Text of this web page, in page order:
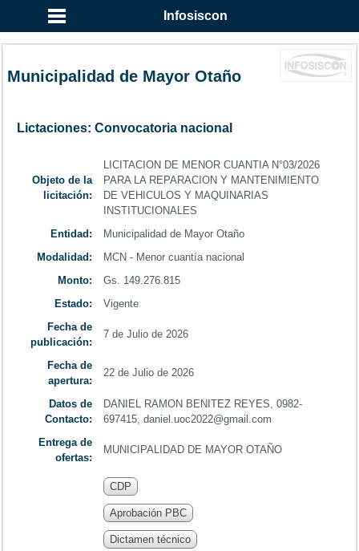
Infosiscon
Municipalidad de Mayor Otaño
Lictaciones: Convocatoria nacional
Objeto de la
licitación:
LICITACION DE MENOR CUANTIA N°03/2026
PARA LA REPARACION Y MANTENIMIENTO
DE VEHICULOS Y MAQUINARIAS
INSTITUCIONALES
Entidad:
Municipalidad de Mayor Otaño
Modalidad:
MCN - Menor cuantía nacional
Monto:
Gs. 149.276.815
Estado:
Vigente
Fecha de
publicación:
7 de Julio de 2026
Fecha de
apertura:
22 de Julio de 2026
Datos de
Contacto:
DANIEL RAMON BENITEZ REYES, 0982-
697415, daniel.uoc2022@gmail.com
Entrega de
ofertas:
MUNICIPALIDAD DE MAYOR OTAÑO
CDP
Aprobación PBC
Dictamen técnico